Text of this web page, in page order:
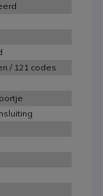
/ 121 codes